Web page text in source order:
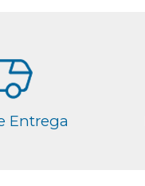
Entrega